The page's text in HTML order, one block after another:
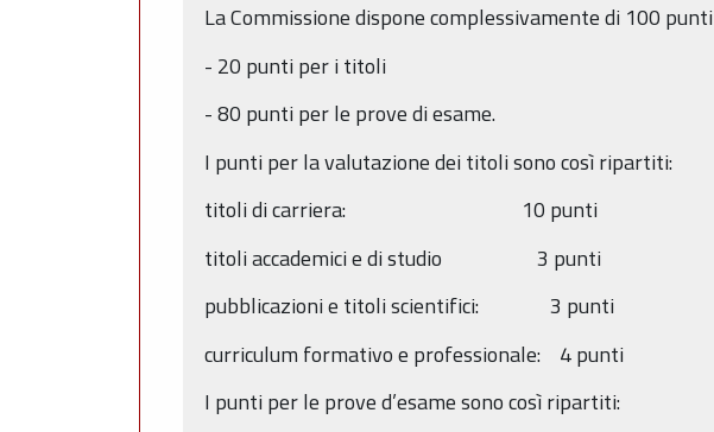
La Commissione dispone complessivamente di 100
- 20 punti per i titoli
- 80 punti per le prove di esame.
I punti per la valutazione dei titoli sono così ripartiti:
titoli di carriera: 10 punti
titoli accademici e di studio 3 punti
pubblicazioni e titoli scientifici: 3 punti
curriculum formativo e professionale: 4 punti
I punti per le prove d’esame sono così ripartiti: